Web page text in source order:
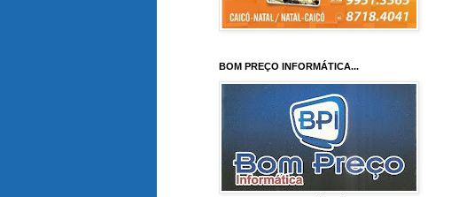
BOM PREÇO INFORMÁTICA...